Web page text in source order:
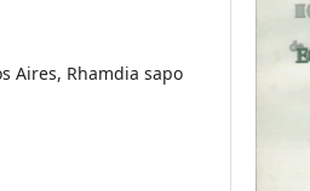
Aires, Rhamdia sapo